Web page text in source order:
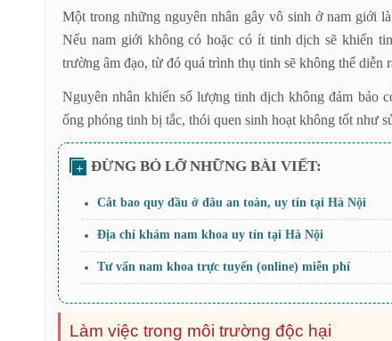
Một trong những nguyên nhân gây vô sinh ở nam giới
Nếu nam giới không có hoặc có ít tinh dịch sẽ khiến
trường âm đạo, từ đó quá trình thụ tinh sẽ không thể diễn
Nguyên nhân khiến số lượng tinh dịch không đảm bảo
ống phóng tinh bị tắc, thói quen sinh hoạt không tốt như
Cắt bao quy đầu ở đâu an toàn, uy tín tại Hà Nội
Địa chỉ khám nam khoa uy tín tại Hà Nội
Tư vấn nam khoa trực tuyến (online) miễn phí
Làm việc trong môi trường độc hại